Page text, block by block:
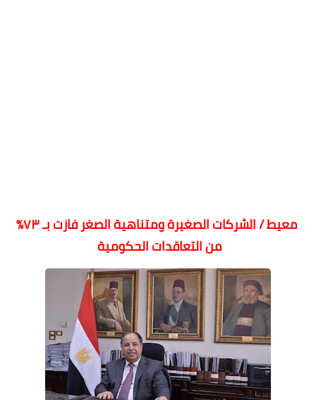
معيط / الشركات الصغيرة ومتناهية الصغر فازت بـ ٧٣٪
من التعاقدات الحكومية